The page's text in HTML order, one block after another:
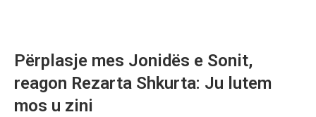
Përplasje mes Jonidës e Sonit,
reagon Rezarta Shkurta: Ju lutem
mos u zini